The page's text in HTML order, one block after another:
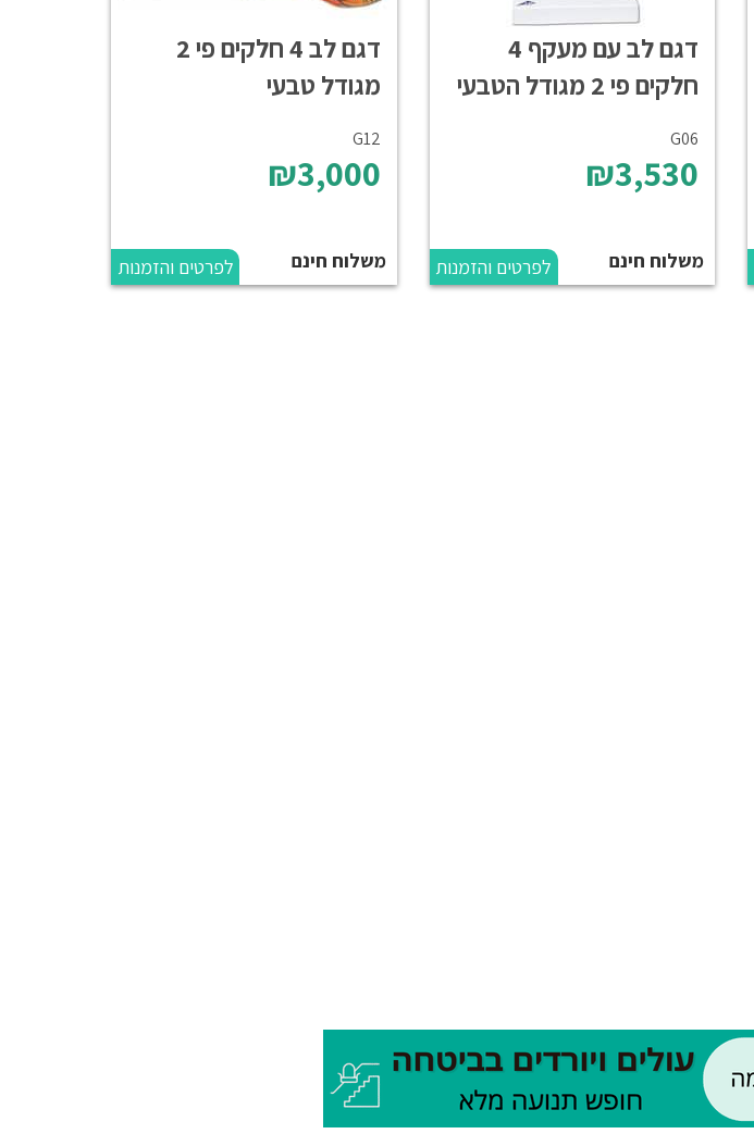
דגם לב עם מעקף 4
חלקים פי 2 מגודל הטבעי
G06
₪3,530
משלוח חינם לפרטים והזמנות
דגם לב 4 חלקים פי 2
מגודל טבעי
G12
₪3,000
משלוח חינם לפרטים והזמנות